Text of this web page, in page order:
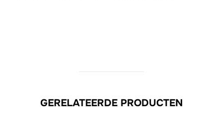
GERELATEERDE PRODUCTEN